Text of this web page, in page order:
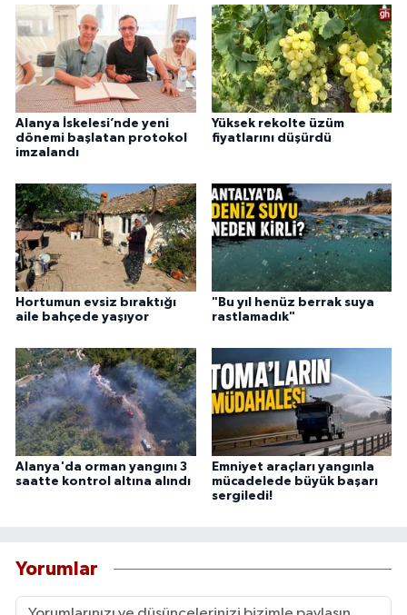
Alanya İskelesi’nde yeni
dönemi başlatan protokol
imzalandı
Yüksek rekolte üzüm
fiyatlarını düşürdü
Hortumun evsiz bıraktığı
aile bahçede yaşıyor
"Bu yıl henüz berrak suya
rastlamadık"
Alanya'da orman yangını 3
saatte kontrol altına alındı
Emniyet araçları yangınla
mücadelede büyük başarı
sergiledi!
Yorumlar